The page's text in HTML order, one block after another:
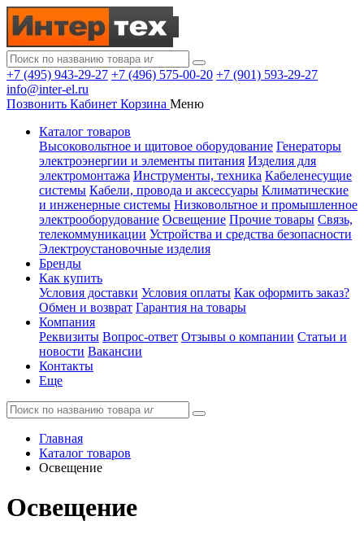
+7 (495) 943-29-27 +7 (496) 575-00-20 +7 (901) 593-29-27
info@inter-el.ru
Позвонить Кабинет Корзина Меню
Каталог товаров
Высоковольтное и щитовое оборудование Генераторы
электроэнергии и элементы питания Изделия для
электромонтажа Инструменты, техника Кабеленесущие
системы Кабели, провода и аксессуары Климатические
и инженерные системы Низковольтное и промышленное
электрооборудование Освещение Прочие товары Связь,
телекоммуникации Устройства и средства безопасности
Электроустановочные изделия
Бренды
Как купить
Условия доставки Условия оплаты Как оформить заказ?
Обмен и возврат Гарантия на товары
Компания
Реквизиты Вопрос-ответ Отзывы о компании Статьи и
новости Вакансии
Контакты
Еще
Главная
Каталог товаров
Освещение
Освещение